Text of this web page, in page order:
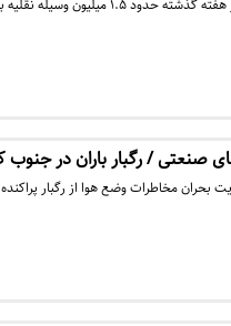
متوسط تردد روزانه بین استانی در هفته
صنعتی / رگبار باران در جنوب
بحران مخاطرات وضع هوا از رگبار